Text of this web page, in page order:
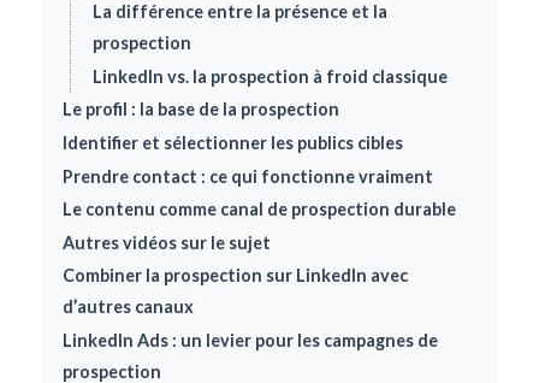
La différence entre la présence et la
prospection
LinkedIn vs. la prospection à froid classique
Le profil : la base de la prospection
Identifier et sélectionner les publics cibles
Prendre contact : ce qui fonctionne vraiment
Le contenu comme canal de prospection durable
Autres vidéos sur le sujet
Combiner la prospection sur LinkedIn avec
d’autres canaux
LinkedIn Ads : un levier pour les campagnes de
prospection